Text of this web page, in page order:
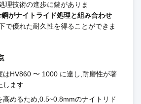
理技術の進歩に鍵がありま
がナイトライド処理と組み合わせ
で優れた耐久性を得ることができま
はHV860 〜 1000 に達し,耐磨性が著
します
高めるため,0.5~0.8mmのナイトリド